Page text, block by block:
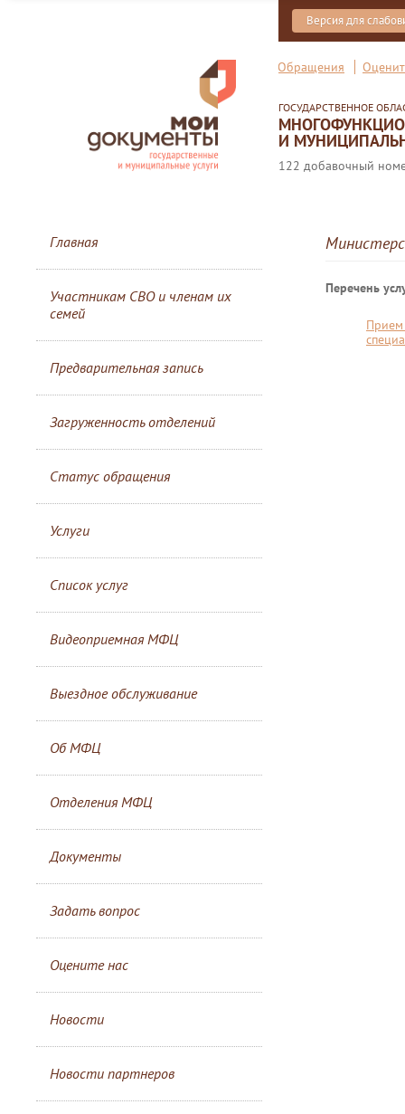
Версия для
Обращения
ГОСУДАРСТВЕННОЕ
И
122 добавочный
Главная
Участникам СВО и членам их
семей
Предварительная запись
Загруженность отделений
Статус обращения
Услуги
Список услуг
Видеоприемная МФЦ
Выездное обслуживание
Об МФЦ
Отделения МФЦ
Документы
Задать вопрос
Оцените нас
Новости
Новости партнеров
Перечень
Прием